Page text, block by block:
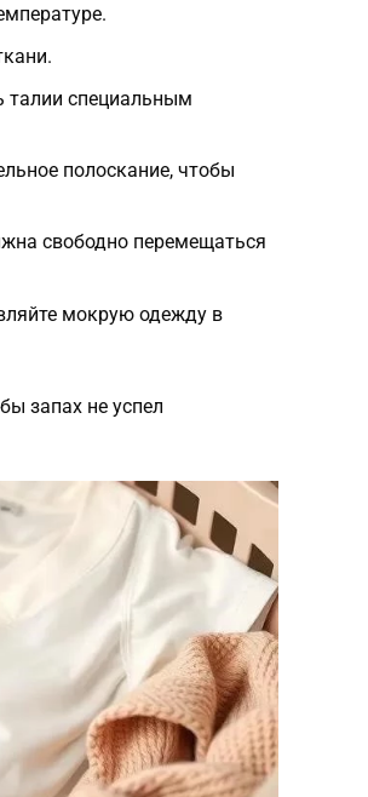
талии специальным
полоскание, чтобы
свободно перемещаться
мокрую одежду в
запах не успел